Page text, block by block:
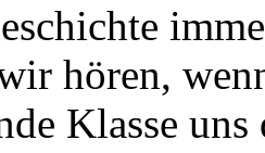
hören,
Klasse